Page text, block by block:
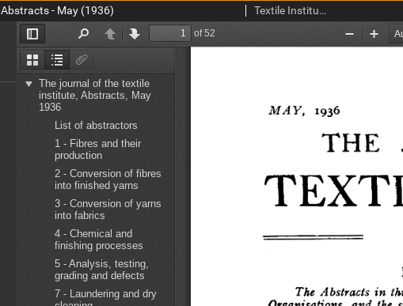
Abstracts - May (1936) Textile Institute